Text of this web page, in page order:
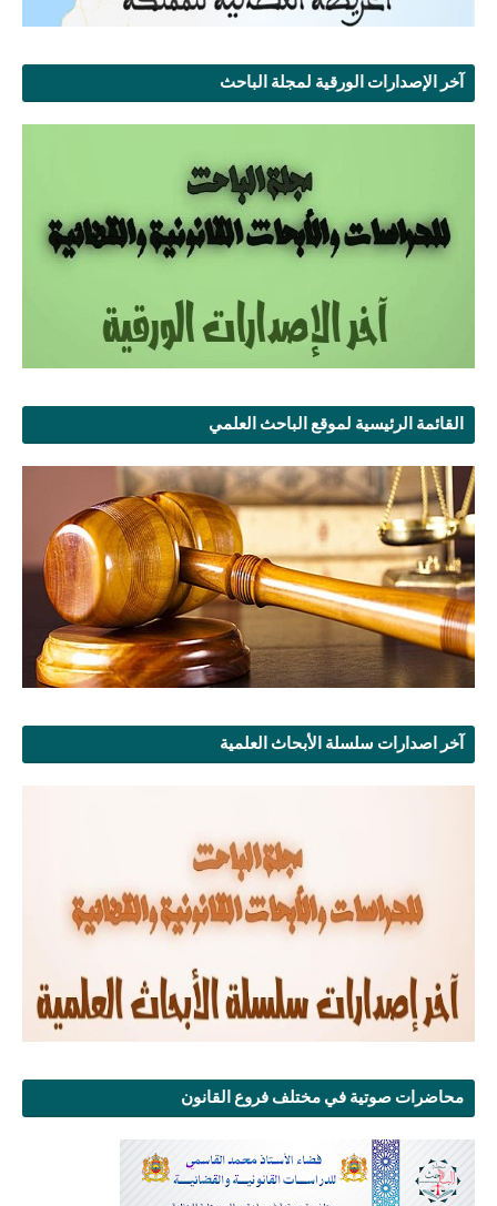
آخر الإصدارات الورقية لمجلة الباحث
القائمة الرئيسية لموقع الباحث العلمي
آخر اصدارات سلسلة الأبحاث العلمية
محاضرات صوتية في مختلف فروع القانون